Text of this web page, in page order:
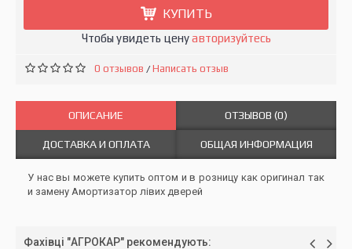
КУПИТЬ
Чтобы увидеть ценуавторизуйтесь
0 отзывов /Написать отзыв
ОПИСАНИЕ ОТЗЫВОВ (0)
ДОСТАВКА И ОПЛАТА ОБЩАЯ ИНФОРМАЦИЯ
У нас вы можете купить оптом и в розницу как оригинал так
и замену Амортизатор лівих дверей
Фахівці "АГРОКАР" рекомендують: